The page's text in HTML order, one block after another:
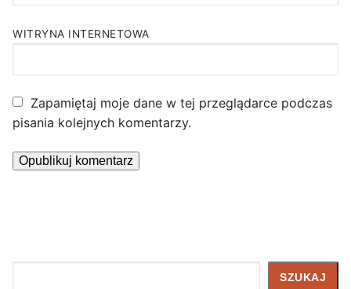
WITRYNA INTERNETOWA
Zapamiętaj moje dane w tej przeglądarce podczas
pisania kolejnych komentarzy.
SZUKAJ